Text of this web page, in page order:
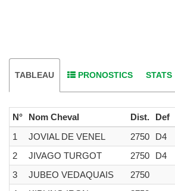
TABLEAU PRONOSTICS STATS
N° Nom Cheval Dist. Def
1
JOVIAL DE VENEL 2750 D4
2
JIVAGO TURGOT 2750 D4
3
JUBEO VEDAQUAIS 2750